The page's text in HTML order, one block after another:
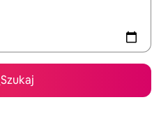
Szukaj